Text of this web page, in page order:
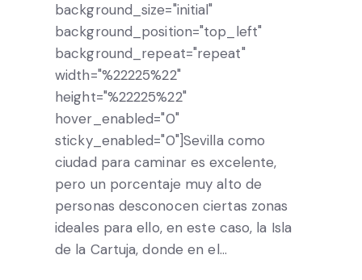
background_size="initial"
background_position="top_left"
background_repeat="repeat"
width="%22225%22"
height="%22225%22"
hover_enabled="0"
sticky_enabled="0"]Sevilla como
ciudad para caminar es excelente,
pero un porcentaje muy alto de
personas desconocen ciertas zonas
ideales para ello, en este caso, la Isla
de la Cartuja, donde en el…